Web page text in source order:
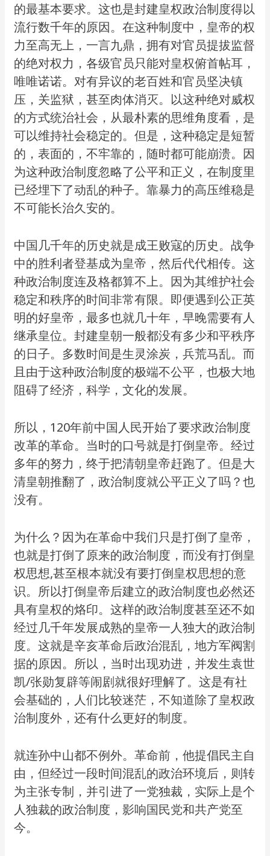
的最基本要求。这也是封建皇权政治制度得以
流行数千年的原因。在这种制度中，皇帝的权
力至高无上，一言九鼎，拥有对官员提拔监督
的绝对权力，各级官员只能对皇权俯首帖耳，
唯唯诺诺。对有异议的老百姓和官员坚决镇
压，关监狱，甚至肉体消灭。以这种绝对威权
的方式统治社会，从最朴素的思维角度看，是
可以维持社会稳定的。但是，这种稳定是短暂
的，表面的，不牢靠的，随时都可能崩溃。因
为这种政治制度忽略了公平和正义，在制度里
已经埋下了动乱的种子。靠暴力的高压维稳是
不可能长治久安的。
中国几千年的历史就是成王败寇的历史。战争
中的胜利者登基成为皇帝，然后代代相传。这
种政治制度连及格都算不上。因为其维护社会
稳定和秩序的时间非常有限。即便遇到公正英
明的好皇帝，最多也就几十年，早晚需要有人
继承皇位。封建皇朝一般都没有多少和平秩序
的日子。多数时间是生灵涂炭，兵荒马乱。而
且由于这种政治制度的极端不公平，也极大地
阻碍了经济，科学，文化的发展。
所以，120年前中国人民开始了要求政治制度
改革的革命。当时的口号就是打倒皇帝。经过
多年的努力，终于把清朝皇帝赶跑了。但是大
清皇朝推翻了，政治制度就公平正义了吗？也
没有。
为什么？因为在革命中我们只是打倒了皇帝，
也就是打倒了原来的政治制度，而没有打倒皇
权思想,甚至根本就没有要打倒皇权思想的意
识。所以打倒皇帝后建立的政治制度也必然还
具有皇权的烙印。这样的政治制度甚至还不如
经过几千年发展成熟的皇帝一人独大的政治制
度。这就是辛亥革命后政治混乱，地方军阀割
据的原因。所以，当时出现劝进，并发生袁世
凯/张勋复辟等闹剧就很好理解了。这是有社
会基础的，人们比较迷茫，不知道除了皇权政
治制度外，还有什么更好的制度。
就连孙中山都不例外。革命前，他提倡民主自
由，但经过一段时间混乱的政治环境后，则转
为主张专制，并引进了一党独裁，实际上是个
人独裁的政治制度，影响国民党和共产党至
今。